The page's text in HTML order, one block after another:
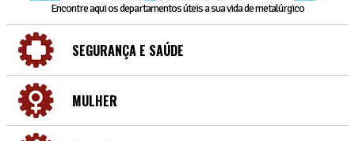
Encontre aqui os departamentos úteis a sua vida de metalúrgico
SEGURANÇA E SAÚDE
MULHER